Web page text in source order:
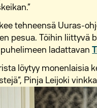
tehneensä Uuras-
pesua. Töihin liittyvä
ladattavan
löytyy monenlaisia
Pinja Leijoki